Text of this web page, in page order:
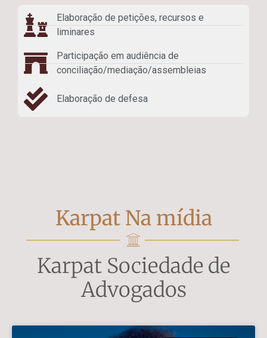
Elaboração de petições, recursos e
liminares
Participação em audiência de
conciliação/mediação/assembleias
Elaboração de defesa
Karpat Na mídia
Karpat Sociedade de
Advogados